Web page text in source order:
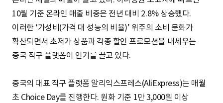
10월 기준 온라인 매출 비중은 전년 대비 2.8% 상승했다.
이러한 ‘가성비(가격 대 성능의 비율)’ 위주의 소비 문화가
확산되면서 초저가 상품과 각종 할인 프로모션을 내세우는
중국 직구 플랫폼이 인기를 끌고 있다.
중국의 대표 직구 플랫폼 알리익스프레스(AliExpress)는 매월
초 Choice Day를 진행한다. 원화 기준 1만 3,000원 이상